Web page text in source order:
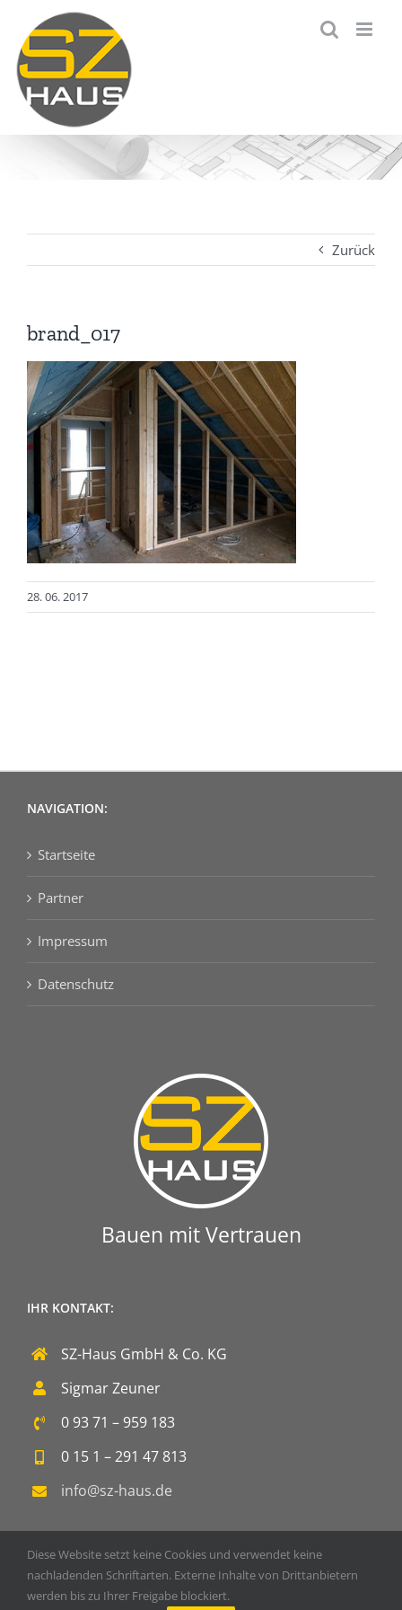
Inhalt
springen
Zurück
brand_017
28. 06. 2017
NAVIGATION:
Startseite
Partner
Impressum
Datenschutz
Bauen mit Vertrauen
IHR KONTAKT:
SZ-Haus GmbH & Co. KG
Sigmar Zeuner
0 93 71 – 959 183
0 15 1 – 291 47 813
info@sz-haus.de
Copyright 2020 SZ-Haus GmbH & Co. KG | Powered by
Diese Website setzt keine Cookies und verwendet keine
nachladenden Schriftarten. Externe Inhalte von Drittanbietern
werden bis zu Ihrer Freigabe blockiert.